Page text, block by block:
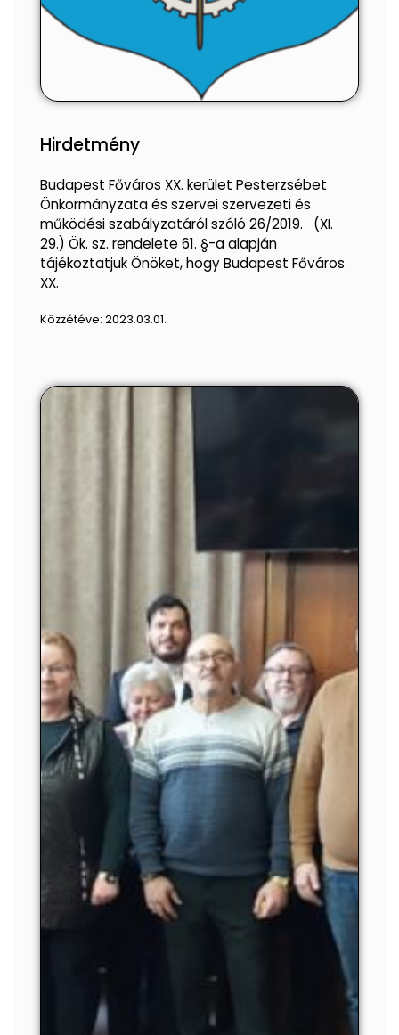
Hirdetmény
Budapest Főváros XX. kerület Pesterzsébet
Önkormányzata és szervei szervezeti és
működési szabályzatáról szóló 26/2019. (XI.
29.) Ök. sz. rendelete 61. §-a alapján
tájékoztatjuk Önöket, hogy Budapest Főváros
XX.
Közzétéve: 2023.03.01.